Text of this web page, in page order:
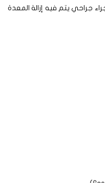
يتم فيه إزالة المعدة